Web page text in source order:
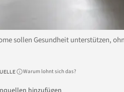
sollen Gesundheit unterstützen,
Warum lohnt sich das?